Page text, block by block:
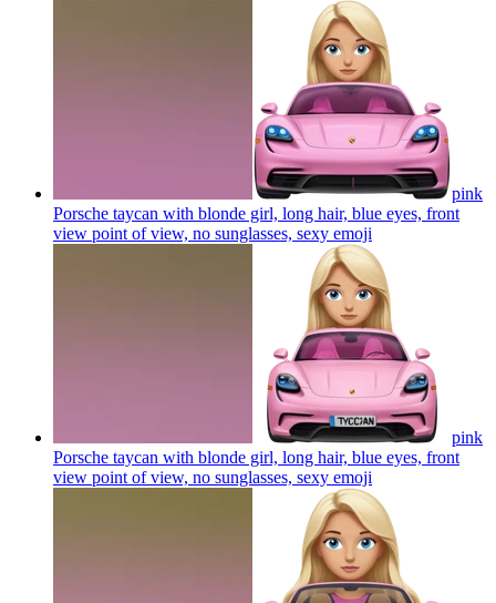
pink
Porsche taycan with blonde girl, long hair, blue eyes, front
view point of view, no sunglasses, sexy emoji
pink
Porsche taycan with blonde girl, long hair, blue eyes, front
view point of view, no sunglasses, sexy emoji